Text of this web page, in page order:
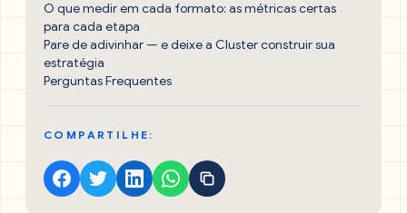
O que medir em cada formato: as métricas certas
para cada etapa
Pare de adivinhar — e deixe a Cluster construir sua
estratégia
Perguntas Frequentes
COMPARTILHE: